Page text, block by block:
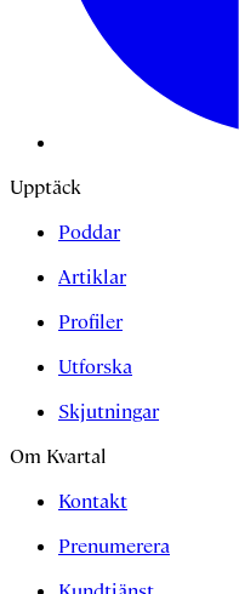
Upptäck
Poddar
Artiklar
Profiler
Utforska
Skjutningar
Om Kvartal
Kontakt
Prenumerera